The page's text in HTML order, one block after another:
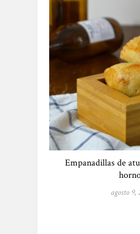
Empanadillas de
agosto 9,